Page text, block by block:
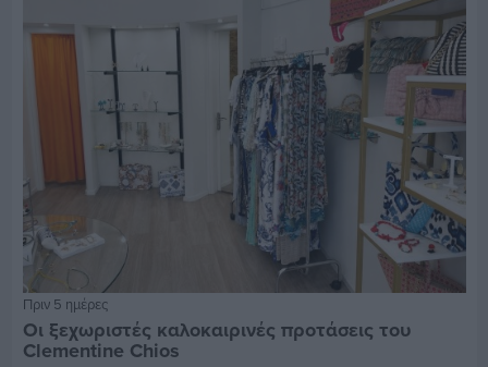
Πριν 5 ημέρες
Οι ξεχωριστές καλοκαιρινές προτάσεις του
Clementine Chios